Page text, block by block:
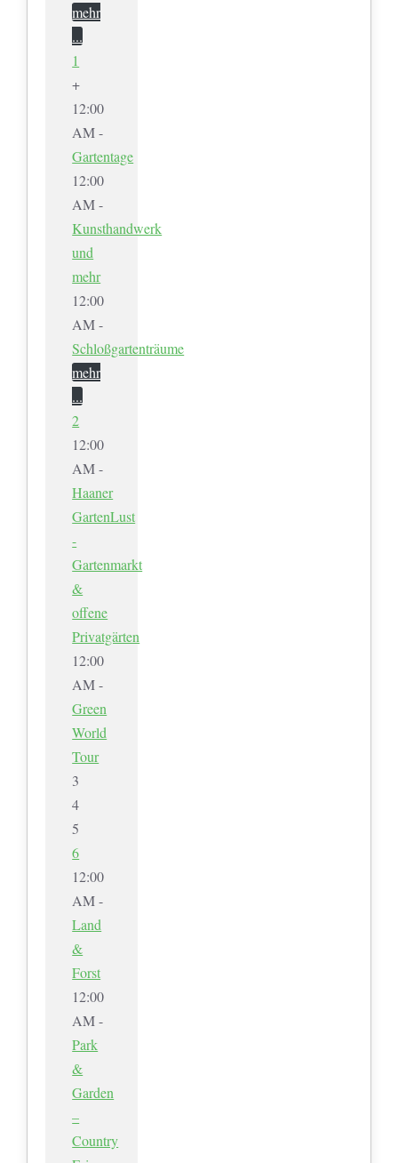
mehr
...
1
+
12:00
AM -
Gartentage
12:00
AM -
Kunsthandwerk
und
mehr
12:00
AM -
Schloßgartenträume
mehr
...
2
12:00
AM -
Haaner
GartenLust
-
Gartenmarkt
&
offene
Privatgärten
12:00
AM -
Green
World
Tour
3
4
5
6
12:00
AM -
Land
&
Forst
12:00
AM -
Park
&
Garden
–
Country